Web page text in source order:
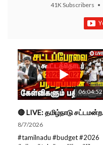
41K Subscribers •
06:04:52
🔴 LIVE:
8/7/2026
#tamilnadu #budget #2026